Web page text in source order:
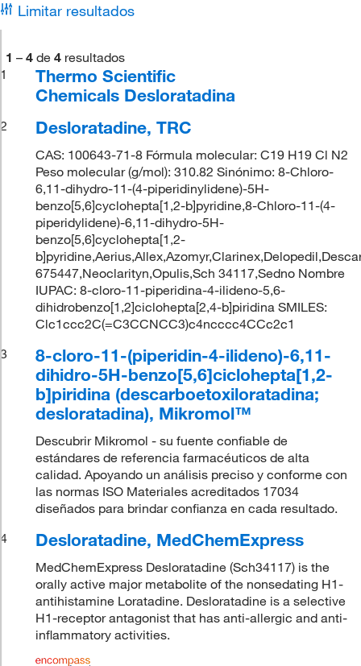
Limitar resultados
1 – 4 de 4 resultados
1
Thermo Scientific
Chemicals Desloratadina
2 Desloratadine, TRC
CAS: 100643-71-8 Fórmula molecular: C19 H19 Cl N2
Peso molecular (g/mol): 310.82 Sinónimo: 8-Chloro-
6,11-dihydro-11-(4-piperidinylidene)-5H-
benzo[5,6]cyclohepta[1,2-b]pyridine,8-Chloro-11-(4-
piperidylidene)-6,11-dihydro-5H-
benzo[5,6]cyclohepta[1,2-
675447,Neoclarityn,Opulis,Sch 34117,Sedno Nombre
IUPAC: 8-cloro-11-piperidina-4-ilideno-5,6-
dihidrobenzo[1,2]ciclohepta[2,4-b]piridina SMILES:
Clc1ccc2C(=C3CCNCC3)c4ncccc4CCc2c1
3
8-cloro-11-(piperidin-4-ilideno)-6,11-
dihidro-5H-benzo[5,6]ciclohepta[1,2-
b]piridina (descarboetoxiloratadina;
desloratadina), Mikromol™
Descubrir Mikromol - su fuente confiable de
estándares de referencia farmacéuticos de alta
calidad. Apoyando un análisis preciso y conforme con
las normas ISO Materiales acreditados 17034
diseñados para brindar confianza en cada resultado.
4
Desloratadine, MedChemExpress
MedChemExpress Desloratadine (Sch34117) is the
orally active major metabolite of the nonsedating H1-
antihistamine Loratadine. Desloratadine is a selective
H1-receptor antagonist that has anti-allergic and anti-
inflammatory activities.